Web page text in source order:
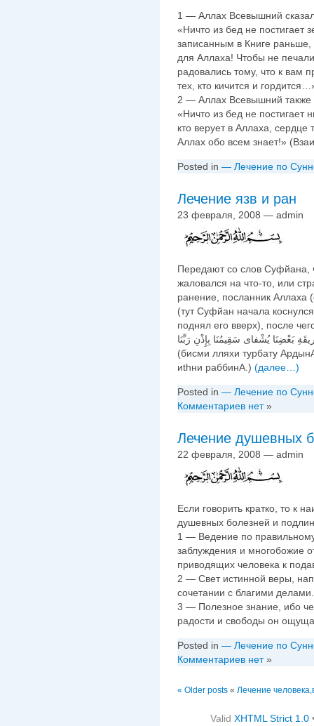
1 — Аллах Всевышний
«Ничто из бед не
записанным в Книге
для Аллаха! Чтобы не
радовались тому, что к вам
тех, кто кичится и
2 — Аллах Всевышний также
«Ничто из бед не постигает
кто верует в Аллаха,
Аллах обо всем знает!»
Posted in — Лечение по
Лечение язв и ран
23 февраля, 2008 — admin
Передают со слов Суфйана,
жаловался на что-то, или
ранение, посланник Аллаха
(тут Суфйан начала
поднял его вверх), после
بَعْضِنَا يُشْفاى سَقِيمُنَا بِإِذْنِ رَبِّنَا
(бисми лляхи турбату
иthни раббинА.) (далее…)
Posted in — Лечение по
Комментариев нет»
Лечение душевных
22 февраля, 2008 — admin
Если говорить кратко, то к
душевных болезней и
1 — Ведение по
заблуждения и многобожие
приводящих человека к
2 — Свет истинной веры,
сочетании с благими делами.
3 — Полезное знание, ибо
радости и свободы он
Posted in — Лечение по
Комментариев нет»
« Older posts « Лечение
ValidXHTML Strict 1.0